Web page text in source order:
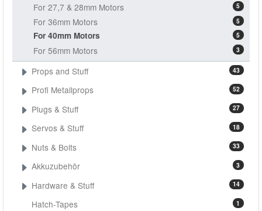
5
For 27,7 & 28mm Motors
5
For 36mm Motors
5
For 40mm Motors
3
For 56mm Motors
43
Props and Stuff
52
Profi Metallprops
27
Plugs & Stuff
18
Servos & Stuff
33
Nuts & Bolts
3
Akkuzubehör
14
Hardware & Stuff
1
Hatch-Tapes